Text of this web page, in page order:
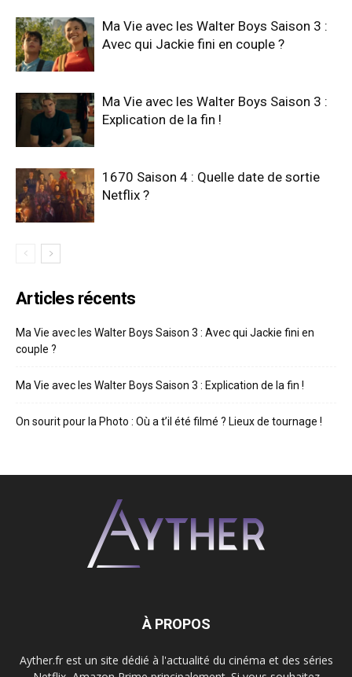
Ma Vie avec les Walter Boys Saison 3 :
Avec qui Jackie fini en couple ?
Ma Vie avec les Walter Boys Saison 3 :
Explication de la fin !
1670 Saison 4 : Quelle date de sortie
Netflix ?
Articles récents
Ma Vie avec les Walter Boys Saison 3 : Avec qui Jackie fini en
couple ?
Ma Vie avec les Walter Boys Saison 3 : Explication de la fin !
On sourit pour la Photo : Où a t’il été filmé ? Lieux de tournage !
À PROPOS
Ayther.fr est un site dédié à l'actualité du cinéma et des séries